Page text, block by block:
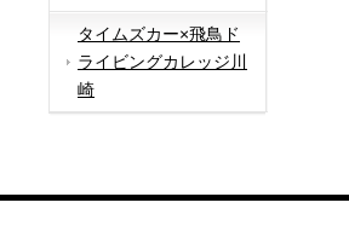
タイムズカー×飛鳥ド
ライビングカレッジ川
崎